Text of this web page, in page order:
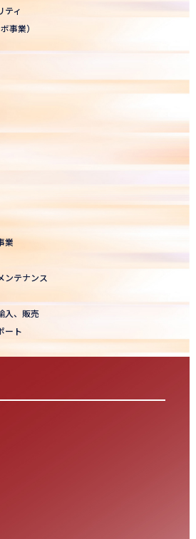
1000×CLUB」認定式にて表彰
」NDグループが「稲盛フィロソフィー
講演登壇！LED照明の未来を語る
年目の方針発表会を開催！
催】2026年度卒 新卒10期生が本社に
快適空間にアップグレード✨
ンし、9月オープン！～社員とご家族
拠点」に～
お知らせ
ビリンググループにRPAを導入しまし
ティ
事業）
業
ンテナンス
入、販売
ート